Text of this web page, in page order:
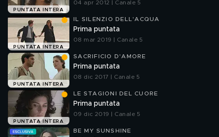
PUNTATA INTERA
04 apr 2012 | Canale 5
PUNTATA INTERA
IL SILENZIO DELL'ACQUA
Prima puntata
08 mar 2019 | Canale 5
PUNTATA INTERA
SACRIFICIO D'AMORE
Prima puntata
08 dic 2017 | Canale 5
PUNTATA INTERA
LE STAGIONI DEL CUORE
Prima puntata
09 dic 2019 | Canale 5
BE MY SUNSHINE